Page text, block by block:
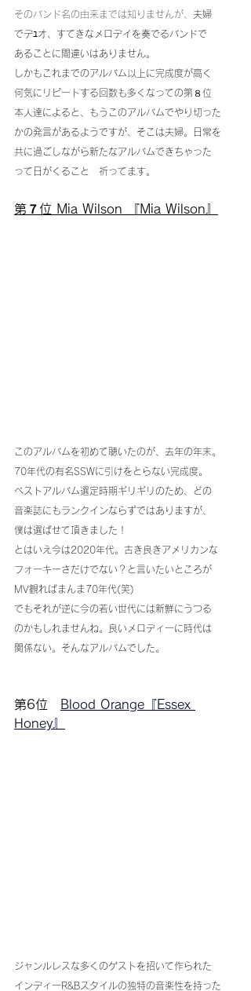
そのバンド名の由来までは知りませんが、 夫婦
でデﾕオ、すてきなメロデイを奏でるバンドで
あることに間違いはありません。
しかもこれまでのアルバム以上に完成度が高く
何気にリピートする回数も多くなっての第８位
本人達によると、もうこのアルバムでやり切った
かの発言があるようですが、そこは夫婦。日常を
共に過ごしながら新たなアルバムできちゃった
って日がくること　祈ってます。
第７位 Mia Wilson 『Mia Wilson』
このアルバムを初めて聴いたのが、去年の年末。
70年代の有名SSWに引けをとらない完成度。
ベストアルバム選定時期ギリギリのため、どの
音楽誌にもランクインならずではありますが、
僕は選ばせて頂きました！
とはいえ今は2020年代。古き良きアメリカンな
フォーキーさだけでない？と言いたいところが
MV観ればまんま70年代(笑)
でもそれが逆に今の若い世代には新鮮にうつる
のかもしれませんね。良いメロディーに時代は
関係ない。そんなアルバムでした。
第6位
Blood Orange『Essex
Honey』
ジャンルレスな多くのゲストを招いて作られた
インディーR&Bスタイルの独特の音楽性を持った